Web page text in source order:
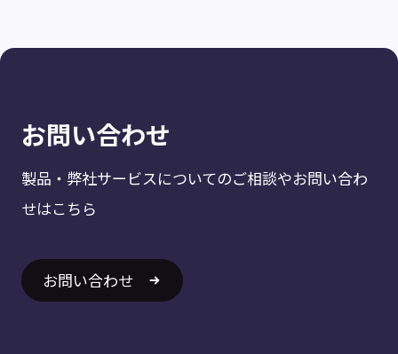
お問い合わせ
製品・弊社サービスについてのご相談やお問い合わ
せはこちら
お問い合わせ